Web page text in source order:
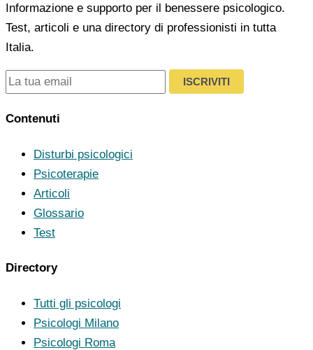
Informazione e supporto per il benessere psicologico.
Test, articoli e una directory di professionisti in tutta
Italia.
ISCRIVITI
Contenuti
Disturbi psicologici
Psicoterapie
Articoli
Glossario
Test
Directory
Tutti gli psicologi
Psicologi Milano
Psicologi Roma